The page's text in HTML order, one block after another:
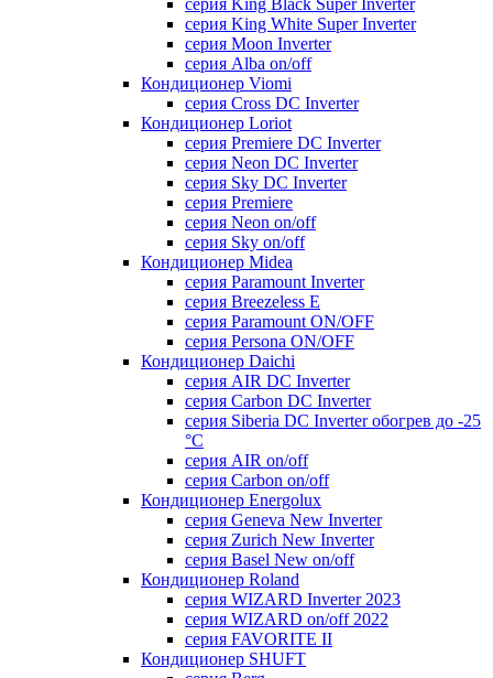
серия King Black Super Inverter
серия King White Super Inverter
серия Moon Inverter
серия Alba on/off
Кондиционер Viomi
серия Cross DC Inverter
Кондиционер Loriot
серия Premiere DC Inverter
серия Neon DC Inverter
серия Sky DC Inverter
серия Premiere
серия Neon on/off
серия Sky on/off
Кондиционер Midea
серия Paramount Inverter
серия Breezeless E
серия Paramount ON/OFF
серия Persona ON/OFF
Кондиционер Daichi
серия AIR DC Inverter
серия Carbon DC Inverter
серия Siberia DC Inverter обогрев до -25
°С
серия AIR on/off
серия Carbon on/off
Кондиционер Energolux
серия Geneva New Inverter
серия Zurich New Inverter
серия Basel New on/off
Кондиционер Roland
серия WIZARD Inverter 2023
серия WIZARD on/off 2022
серия FAVORITE II
Кондиционер SHUFT